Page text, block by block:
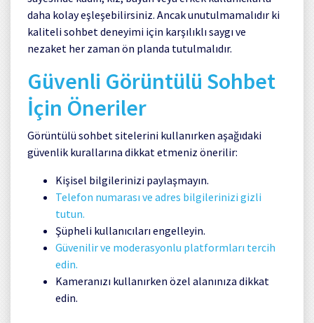
daha kolay eşleşebilirsiniz. Ancak unutulmamalıdır ki
kaliteli sohbet deneyimi için karşılıklı saygı ve
nezaket her zaman ön planda tutulmalıdır.
Güvenli Görüntülü Sohbet
İçin Öneriler
Görüntülü sohbet sitelerini kullanırken aşağıdaki
güvenlik kurallarına dikkat etmeniz önerilir:
Kişisel bilgilerinizi paylaşmayın.
Telefon numarası ve adres bilgilerinizi gizli
tutun.
Şüpheli kullanıcıları engelleyin.
Güvenilir ve moderasyonlu platformları tercih
edin.
Kameranızı kullanırken özel alanınıza dikkat
edin.